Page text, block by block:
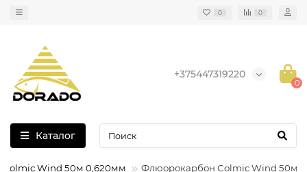
0 0
+375447319220
0
Каталог
Wind 50м 0,620мм Флюорокарбон Colmic Wind 50м